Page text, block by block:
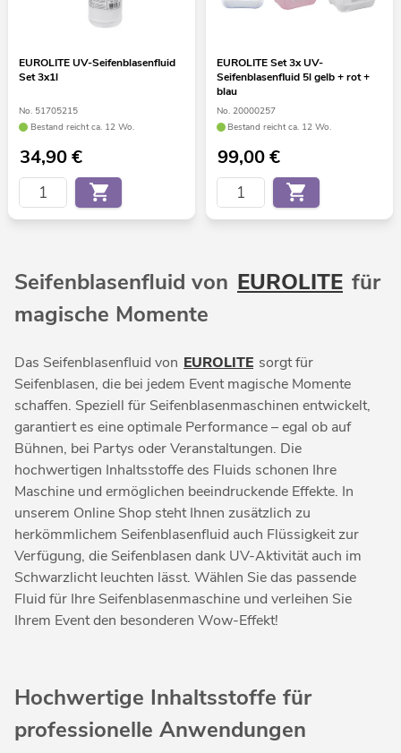
EUROLITE UV-Seifenblasenfluid
Set 3x1l
No. 51705215
Bestand reicht ca. 12 Wo.
34,90€
EUROLITE Set 3x UV-
Seifenblasenfluid 5l gelb + rot +
blau
No. 20000257
Bestand reicht ca. 12 Wo.
99,00€
Seifenblasenfluid von EUROLITE für
magische Momente
Das Seifenblasenfluid von EUROLITE sorgt für
Seifenblasen, die bei jedem Event magische Momente
schaffen. Speziell für Seifenblasenmaschinen entwickelt,
garantiert es eine optimale Performance – egal ob auf
Bühnen, bei Partys oder Veranstaltungen. Die
hochwertigen Inhaltsstoffe des Fluids schonen Ihre
Maschine und ermöglichen beeindruckende Effekte. In
unserem Online Shop steht Ihnen zusätzlich zu
herkömmlichem Seifenblasenfluid auch Flüssigkeit zur
Verfügung, die Seifenblasen dank UV-Aktivität auch im
Schwarzlicht leuchten lässt. Wählen Sie das passende
Fluid für Ihre Seifenblasenmaschine und verleihen Sie
Ihrem Event den besonderen Wow-Effekt!
Hochwertige Inhaltsstoffe für
professionelle Anwendungen